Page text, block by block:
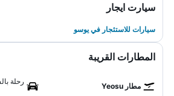
سيارت ايجار
سيارات للاستئجار في يوسو
المطارات القريبة
مطار Yeosu
رحلة